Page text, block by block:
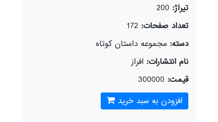
تیراژ: 200
تعداد صفحات: 172
دسته: مجموعه داستان كوتاه
نام انتشارات: افراز
قیمت: 300000
افزودن به سبد خرید